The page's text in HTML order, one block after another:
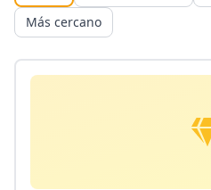
Más cercano